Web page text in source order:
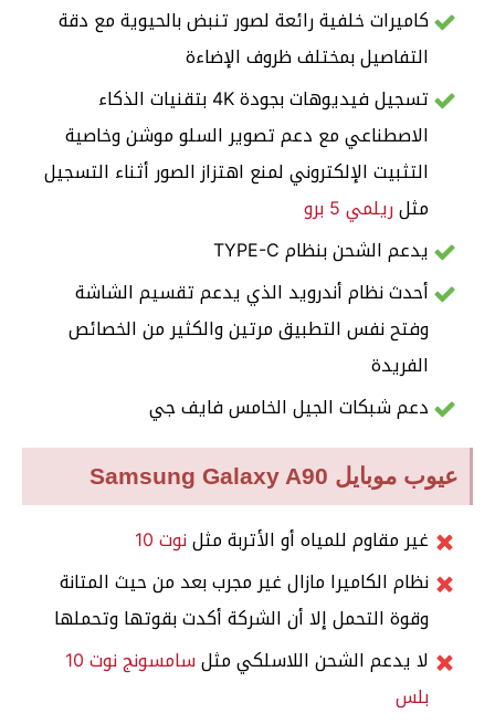
كاميرات خلفية رائعة لصور تنبض بالحيوية مع دقة
التفاصيل بمختلف ظروف الإضاءة
تسجيل فيديوهات بجودة 4K بتقنيات الذكاء
الاصطناعي مع دعم تصوير السلو موشن وخاصية
التثبيت الإلكتروني لمنع اهتزاز الصور أثناء التسجيل
مثلريلمي 5 برو
يدعم الشحن بنظام TYPE-C
أحدث نظام أندرويد الذي يدعم تقسيم الشاشة
وفتح نفس التطبيق مرتين والكثير من الخصائص
الفريدة
دعم شبكات الجيل الخامس فايف جي
عيوب موبايل Samsung Galaxy A90
غير مقاوم للمياه أو الأتربة مثلنوت 10
نظام الكاميرا مازال غير مجرب بعد من حيث المتانة
وقوة التحمل إلا أن الشركة أكدت بقوتها وتحملها
لا يدعم الشحن اللاسلكي مثل
سامسونج نوت 10
بلس